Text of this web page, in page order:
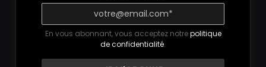
En vous abonnant, vous acceptez notrepolitique
de confidentialité.